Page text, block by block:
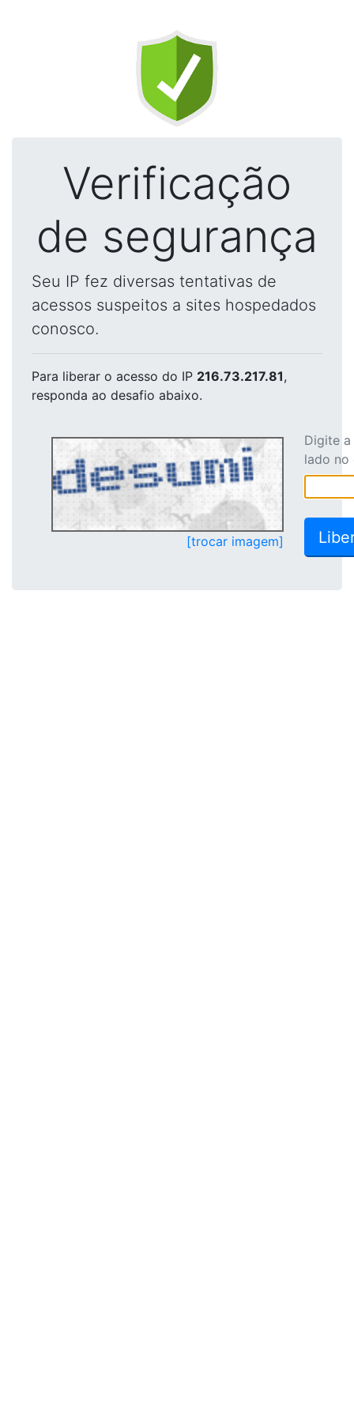
Verificação
de segurança
Seu IP fez diversas tentativas de
acessos suspeitos a sites hospedados
conosco.
Para liberar o acesso do IP 216.73.217.81,
responda ao desafio abaixo.
[trocar imagem]
Digite
lado no